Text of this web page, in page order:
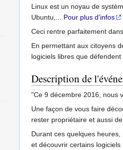
Linux est un noyau de
Ubuntu,... Pour plus d'infos
Ceci rentre parfaitement
En permettant aux citoyens
logiciels libres que défendent
Description de
"Ce 9 décembre 2016, nous
Une façon de vous faire
rester propriétaire et aussi
Durant ces quelques
et découvrir certains